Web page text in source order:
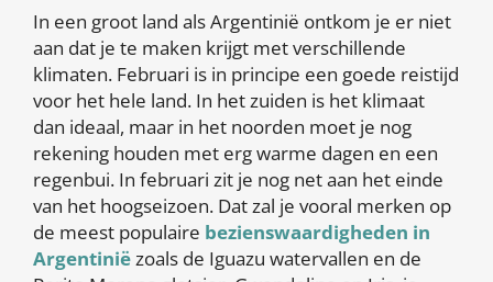
In een groot land als Argentinië ontkom je er niet
aan dat je te maken krijgt met verschillende
klimaten. Februari is in principe een goede reistijd
voor het hele land. In het zuiden is het klimaat
dan ideaal, maar in het noorden moet je nog
rekening houden met erg warme dagen en een
regenbui. In februari zit je nog net aan het einde
van het hoogseizoen. Dat zal je vooral merken op
de meest populaire bezienswaardigheden in
Argentiniëzoals de Iguazu watervallen en de